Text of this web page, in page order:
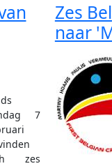
7
zes
Zes
naar